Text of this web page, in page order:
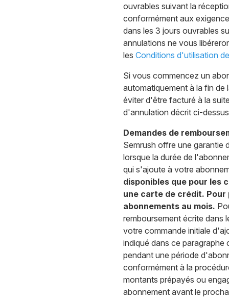
ouvrables suivant la
conformément aux
dans les 3 jours ouvrables
annulations ne vous
les Conditions d'utilisation
Si vous commencez un
automatiquement à la fin de
éviter d'être facturé à la
d'annulation décrit ci-
Demandes de
Semrush offre une garantie
lorsque la durée de
qui s'ajoute à votre
disponibles que pour les
une carte de crédit. Pour
abonnements au mois.
remboursement écrite dans
votre commande initiale
indiqué dans ce
pendant une période
conformément à la
montants prépayés ou
abonnement avant le